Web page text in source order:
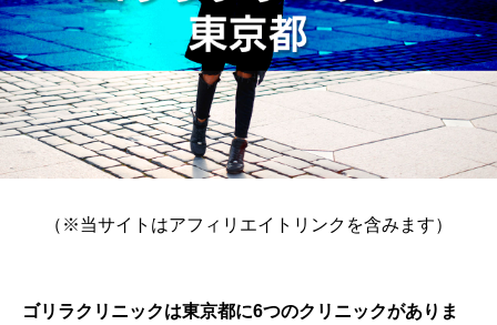
（※当サイトはアフィリエイトリンクを含みます）
ゴリラクリニックは東京都に6つのクリニックがありま